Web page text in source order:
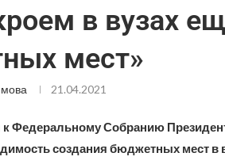
в вузах
мест»
21.04.2021
к Федеральному Собранию
создания бюджетных мест в